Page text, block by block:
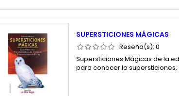
SUPERSTICIONES MÁGICAS
Reseña(s):0
Supersticiones Mágicas de la
para conocer la